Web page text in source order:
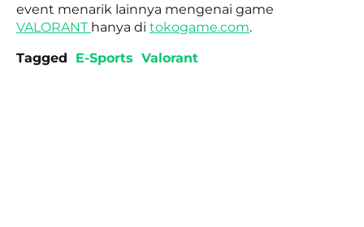
event menarik lainnya mengenai game
VALORANT hanya di tokogame.com.
Tagged
E-Sports Valorant